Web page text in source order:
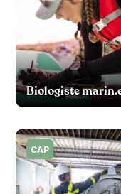
Biologiste
CAP